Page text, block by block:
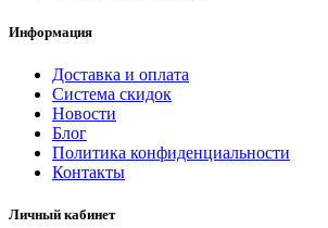
Информация
Доставка и оплата
Система скидок
Новости
Блог
Политика конфиденциальности
Контакты
Личный кабинет